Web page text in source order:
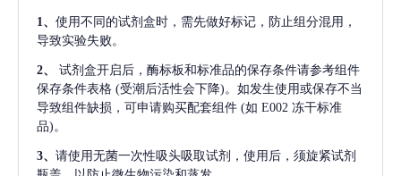
1、 使用不同的试剂盒时，需先做好标记，防止组分混用，
导致实验失败。
2、
试剂盒开启后，酶标板和标准品的保存条件请参考组件
保存条件表格 (受潮后活性会下降)。如发生使用或保存不当
导致组件缺损，可申请购买配套组件 (如 E002 冻干标准
品)。
3、 请使用无菌一次性吸头吸取试剂，使用后，须旋紧试剂